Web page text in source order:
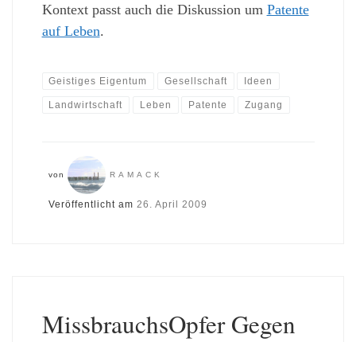
Kontext passt auch die Diskussion um Patente
auf Leben.
Geistiges Eigentum Gesellschaft Ideen
Landwirtschaft Leben Patente Zugang
von RAMACK
Veröffentlicht am 26. April 2009
MissbrauchsOpfer Gegen